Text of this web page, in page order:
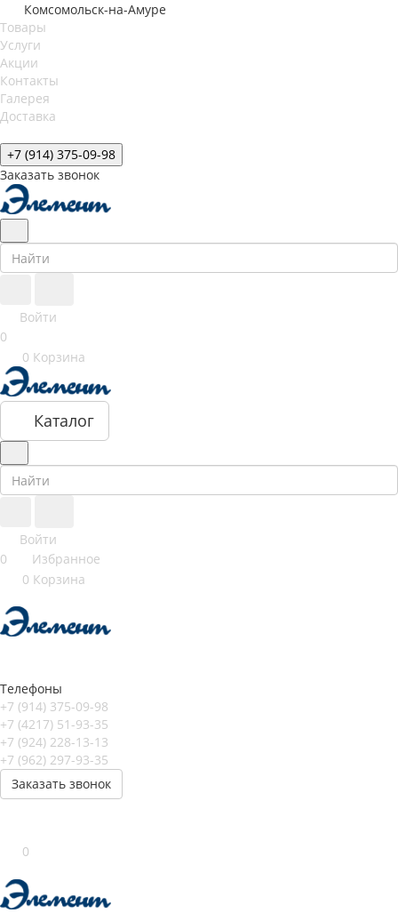
Комсомольск-на-Амуре
Товары
Услуги
Акции
Контакты
Галерея
Доставка
+7 (914) 375-09-98
Заказать звонок
Войти
0
0 Корзина
Каталог
Войти
0
Избранное
0 Корзина
Телефоны
+7 (914) 375-09-98
+7 (4217) 51-93-35
+7 (924) 228-13-13
+7 (962) 297-93-35
Заказать звонок
0